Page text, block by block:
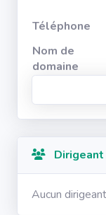
Téléphone
Nom de
domaine
Dirigeant
Aucun